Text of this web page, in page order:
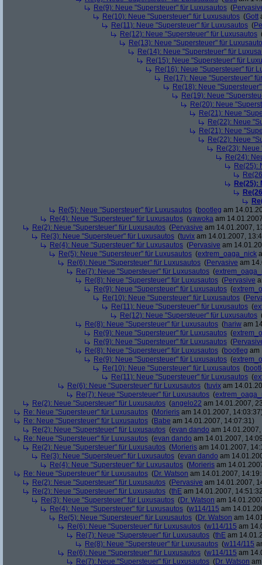
Re(9): Neue "Supersteuer" für Luxusautos (
Re(10): Neue "Supersteuer" für Luxusautos (Gott
Re(11): Neue "Supersteuer" für Luxusautos (
Re(12): Neue "Supersteuer" für Luxusautos
Re(13): Neue "Supersteuer" für
Re(14): Neue "Supersteuer" für
Re(15): Neue "Supersteuer" für
Re(16): Neue "Supersteuer" für
Re(17): Neue "Supersteuer"
Re(18): Neue
Re(19): Neue
Re(20): Neue
Re(21): Neue
Re(22): Neue
Re(21): Neue
Re(22): Neue
Re(23):
Re(24):
Re(25):
Re(25):
Re(5): Neue "Supersteuer" für Luxusautos (bootleg am
Re(4): Neue "Supersteuer" für Luxusautos (vawoka am
Re(2): Neue "Supersteuer" für Luxusautos (Pervasive am 14.01.2007,
Re(3): Neue "Supersteuer" für Luxusautos (tuvix am 14.01.2007,
Re(4): Neue "Supersteuer" für Luxusautos (Pervasive am
Re(5): Neue "Supersteuer" für Luxusautos (extrem_oaga_nick
Re(6): Neue "Supersteuer" für Luxusautos (Pervasive am
Re(7): Neue "Supersteuer" für Luxusautos (
Re(8): Neue "Supersteuer" für Luxusautos (Pervasive
Re(9): Neue "Supersteuer" für Luxusautos (
Re(10): Neue "Supersteuer" für Luxusautos (
Re(11): Neue "Supersteuer" für Luxusautos (
Re(12): Neue "Supersteuer" für Luxusautos
Re(8): Neue "Supersteuer" für Luxusautos (hariw am
Re(9): Neue "Supersteuer" für Luxusautos (
Re(9): Neue "Supersteuer" für Luxusautos (
Re(8): Neue "Supersteuer" für Luxusautos (bootleg am
Re(9): Neue "Supersteuer" für Luxusautos (
Re(10): Neue "Supersteuer" für Luxusautos (
Re(11): Neue "Supersteuer" für Luxusautos (
Re(6): Neue "Supersteuer" für Luxusautos (tuvix am
Re(7): Neue "Supersteuer" für Luxusautos (
Re(2): Neue "Supersteuer" für Luxusautos (angelo22 am 14.01.2007,
Re: Neue "Supersteuer" für Luxusautos (Morieris am 14.01.2007,
Re: Neue "Supersteuer" für Luxusautos (Babe am 14.01.2007, 14:07:31)
Re(2): Neue "Supersteuer" für Luxusautos (evan dando am
Re: Neue "Supersteuer" für Luxusautos (evan dando am 14.01.2007,
Re(2): Neue "Supersteuer" für Luxusautos (Morieris am 14.01.2007,
Re(3): Neue "Supersteuer" für Luxusautos (evan dando am
Re(4): Neue "Supersteuer" für Luxusautos (Morieris am
Re: Neue "Supersteuer" für Luxusautos (Dr. Watson am 14.01.2007,
Re(2): Neue "Supersteuer" für Luxusautos (Pervasive am 14.01.2007,
Re(2): Neue "Supersteuer" für Luxusautos (thE am 14.01.2007,
Re(3): Neue "Supersteuer" für Luxusautos (Dr. Watson am
Re(4): Neue "Supersteuer" für Luxusautos (w114/115 am
Re(5): Neue "Supersteuer" für Luxusautos (Dr. Watson am
Re(6): Neue "Supersteuer" für Luxusautos (w114/115 am
Re(7): Neue "Supersteuer" für Luxusautos (thE am
Re(8): Neue "Supersteuer" für Luxusautos (w114/115
Re(6): Neue "Supersteuer" für Luxusautos (w114/115 am
Re(7): Neue "Supersteuer" für Luxusautos (Dr. Watson